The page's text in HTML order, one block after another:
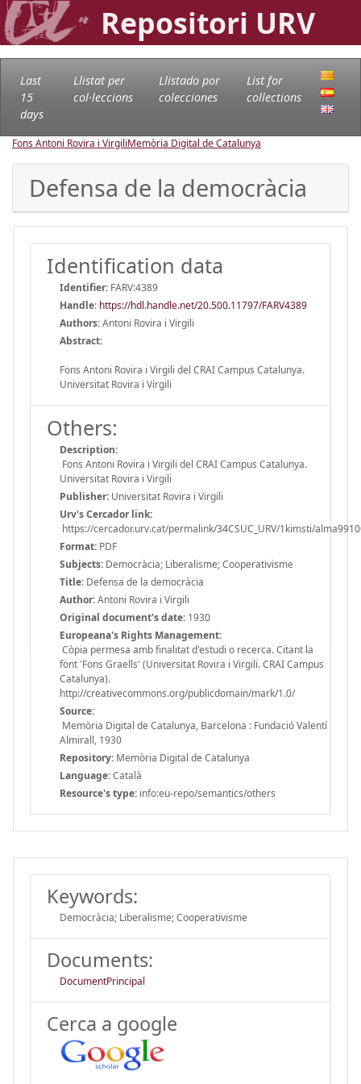
Repositori URV
Last
15
days
Llistat per
col·leccions
Llistado por
colecciones
List for
collections
Fons Antoni Rovira i VirgiliMemòria Digital de Catalunya
Defensa de la democràcia
Identification data
Identifier: FARV:4389
Handle: https://hdl.handle.net/20.500.11797/FARV4389
Authors:Antoni Rovira i Virgili
Abstract:
Fons Antoni Rovira i Virgili del CRAI Campus Catalunya.
Universitat Rovira i Virgili
Others:
Description:
Fons Antoni Rovira i Virgili del CRAI Campus Catalunya.
Universitat Rovira i Virgili
Publisher: Universitat Rovira i Virgili
Urv's Cercador link:
https://cercador.urv.cat/permalink/34CSUC_URV/1kimsti/
Format: PDF
Subjects: Democràcia; Liberalisme; Cooperativisme
Title: Defensa de la democràcia
Author:Antoni Rovira i Virgili
Original document's date: 1930
Europeana's Rights Management:
Còpia permesa amb finalitat d'estudi o recerca. Citant la
font 'Fons Graells' (Universitat Rovira i Virgili. CRAI Campus
Catalunya).
http://creativecommons.org/publicdomain/mark/1.0/
Source:
Memòria Digital de Catalunya, Barcelona : Fundació Valentí
Almirall, 1930
Repository: Memòria Digital de Catalunya
Language:Català
Resource's type: info:eu-repo/semantics/others
Keywords:
Democràcia; Liberalisme; Cooperativisme
Documents:
DocumentPrincipal
Cerca a google